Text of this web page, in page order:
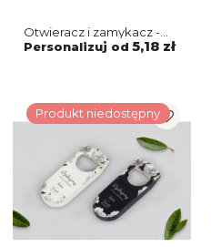
Otwieracz i zamykacz -
Soft Motyw 5
Personalizuj od 5,18 zł
Produkt niedostępny